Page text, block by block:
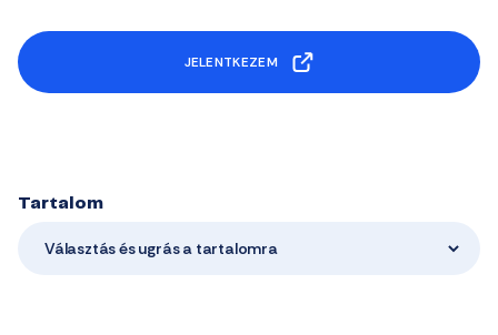
JELENTKEZEM
Tartalom
Választás és ugrás a tartalomra